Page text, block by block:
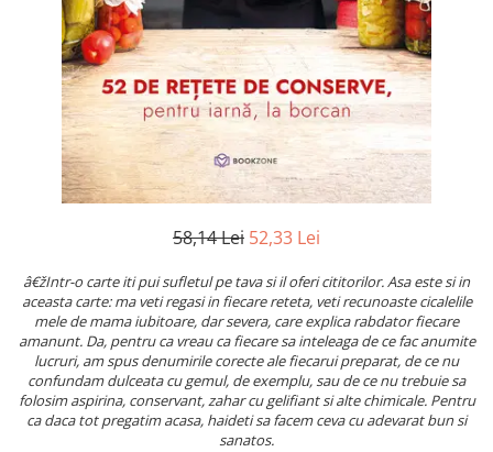
Audiobook
ReConnect
Religie
Crestinism
ScienceConnection
SelfConnect
SelfHealing
Sanatate
Diete
Gastronomik
Masaj
MedConnect
58,14 Lei 52,33 Lei
â€žIntr-o carte iti pui sufletul pe tava si il oferi cititorilor. Asa este si in
aceasta carte: ma veti regasi in fiecare reteta, veti recunoaste cicalelile
mele de mama iubitoare, dar severa, care explica rabdator fiecare
amanunt. Da, pentru ca vreau ca fiecare sa inteleaga de ce fac anumite
lucruri, am spus denumirile corecte ale fiecarui preparat, de ce nu
confundam dulceata cu gemul, de exemplu, sau de ce nu trebuie sa
folosim aspirina, conservant, zahar cu gelifiant si alte chimicale. Pentru
ca daca tot pregatim acasa, haideti sa facem ceva cu adevarat bun si
sanatos.